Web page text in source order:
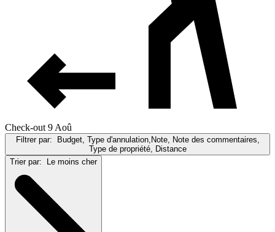
Check-out 9 Aoû
Filtrer par:
Budget, Type d'annulation,Note, Note des commentaires,
Type de propriété, Distance
Trier par:
Le moins cher